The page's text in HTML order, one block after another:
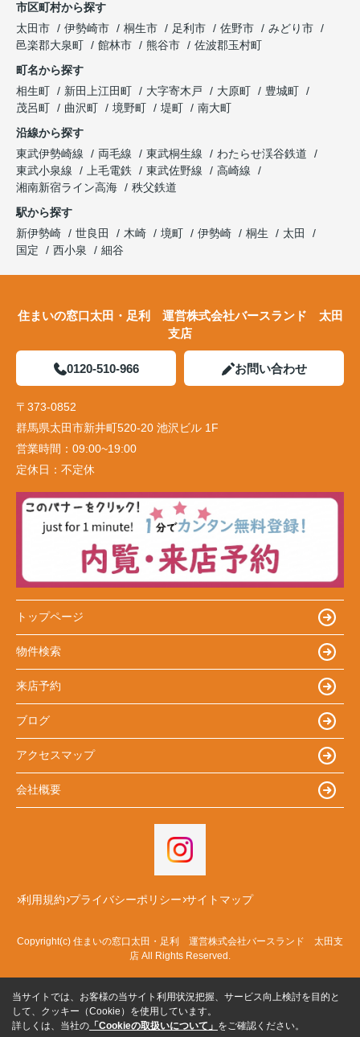
市区町村から探す
太田市
伊勢崎市 桐生市 足利市 佐野市
みどり市
邑楽郡大泉町
館林市 熊谷市
佐波郡玉村町
町名から探す
相生町
新田上江田町 大字寄木戸 大原町
豊城町
茂呂町
曲沢町 境野町 堤町
南大町
沿線から探す
東武伊勢崎線
両毛線 東武桐生線
わたらせ渓谷鉄道
東武小泉線
上毛電鉄 東武佐野線
高崎線
湘南新宿ライン高海
秩父鉄道
駅から探す
新伊勢崎
世良田 木崎 境町 伊勢崎 桐生
太田
国定
西小泉 細谷
住まいの窓口太田・足利 運営株式会社バースランド 太田
支店
0120-510-966 お問い合わせ
〒373-0852
群馬県太田市新井町520-20 池沢ビル 1F
営業時間： 09:00~19:00
定休日： 不定休
トップページ
物件検索
来店予約
ブログ
アクセスマップ
会社概要
利用規約 プライバシーポリシー サイトマップ
Copyright(c) 住まいの窓口太田・足利 運営株式会社バースランド 太田支
店 All Rights Reserved.
当サイトでは、お客様の当サイト利用状況把握、サービス向上検討を目的と
して、クッキー（Cookie）を使用しています。
詳しくは、当社の 「Cookieの取扱いについて」 をご確認ください。